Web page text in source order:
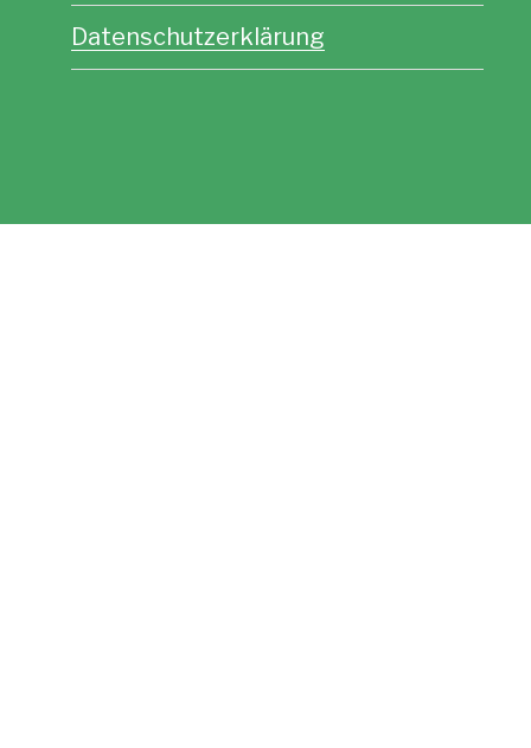
Datenschutzerklärung